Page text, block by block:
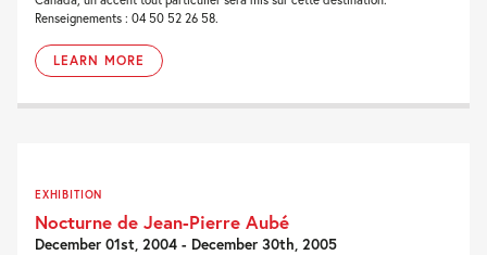
Renseignements : 04 50 52 26 58.
LEARN MORE
EXHIBITION
Nocturne de Jean-Pierre Aubé
December 01st, 2004 - December 30th, 2005